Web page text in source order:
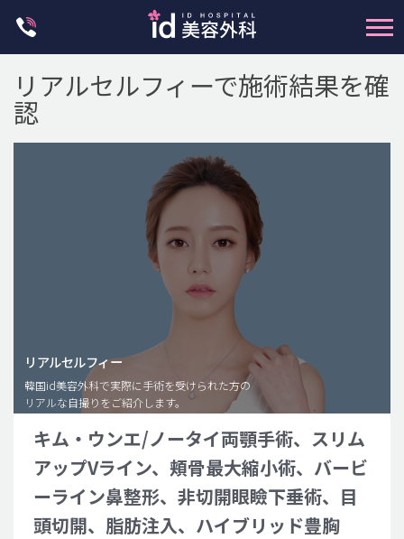
豊胸手術・バストアップ
プチ整形
脂肪吸引 (大容量)
メンズ整形
idリアルストーリー
idニュース
リアルセルフィーで施術結果を確
認
リアルセルフィー
韓国id美容外科で実際に手術を受けられた方の
リアルな自撮りをご紹介します。
キム・ウンエ/ノータイ両顎手術、スリム
アップVライン、頬骨最大縮小術、バービ
ーライン鼻整形、非切開眼瞼下垂術、目
頭切開、脂肪注入、ハイブリッド豊胸